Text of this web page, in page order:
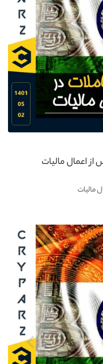
اعمال مالیات
مالیات